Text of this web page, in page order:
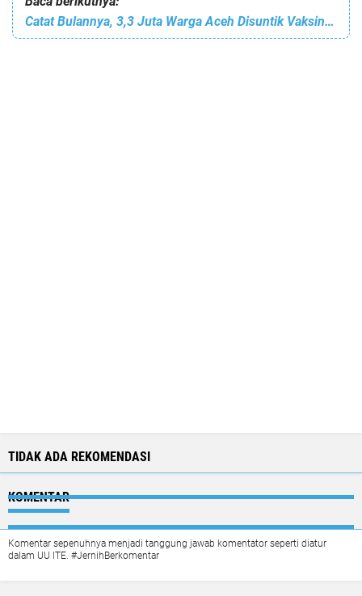
Catat Bulannya, 3,3 Juta Warga Aceh Disuntik Vaksin Corona
TIDAK ADA REKOMENDASI
KOMENTAR
Komentar sepenuhnya menjadi tanggung jawab komentator seperti diatur
dalam UU ITE. #JernihBerkomentar